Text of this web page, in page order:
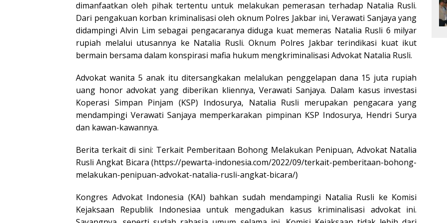
dimanfaatkan oleh pihak tertentu untuk melakukan pemerasan terhadap Natalia Rusli.
Dari pengakuan korban kriminalisasi oleh oknum Polres Jakbar ini, Verawati Sanjaya yang
didampingi Alvin Lim sebagai pengacaranya diduga kuat memeras Natalia Rusli 6 milyar
rupiah melalui utusannya ke Natalia Rusli. Oknum Polres Jakbar terindikasi kuat ikut
bermain bersama dalam konspirasi mafia hukum mengkriminalisasi Advokat Natalia Rusli.
Advokat wanita 5 anak itu ditersangkakan melalukan penggelapan dana 15 juta rupiah
uang honor advokat yang diberikan kliennya, Verawati Sanjaya. Dalam kasus investasi
Koperasi Simpan Pinjam (KSP) Indosurya, Natalia Rusli merupakan pengacara yang
mendampingi Verawati Sanjaya memperkarakan pimpinan KSP Indosurya, Hendri Surya
dan kawan-kawannya.
Berita terkait di sini: Terkait Pemberitaan Bohong Melakukan Penipuan, Advokat Natalia
Rusli Angkat Bicara (https://pewarta-indonesia.com/2022/09/terkait-pemberitaan-bohong-
melakukan-penipuan-advokat-natalia-rusli-angkat-bicara/)
Kongres Advokat Indonesia (KAI) bahkan sudah mendampingi Natalia Rusli ke Komisi
Kejaksaan Republik Indonesiaa untuk mengadukan kasus kriminalisasi advokat ini.